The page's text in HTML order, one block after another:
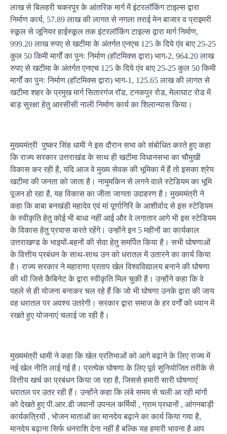
लाख से बिलहरी चकरपुर के आंतरिक मार्ग में इंटरलॉकिंग टाइल्स द्वारा
निर्माण कार्य, 57.89 लाख की लागत से नगला तराई मेन बाजार व प्राइमरी
स्कूल से जूनियर हाईस्कूल तक इंटरलॉकिंग टाइल्स द्वारा मार्ग निर्माण,
999.20 लाख रुपए से खटीमा के अंतर्गत एनएच 125 के दिये एंव बाए 25-25
कुल 50 किमी मार्गों का पुनः निर्माण (हॉटमिक्स द्वारा) भाग-2, 964.20 लाख
रुपए से खटीमा के अंतर्गत एनएच 125 के दिये एंव बाए 25-25 कुल 50 किमी
मार्गों का पुनः निर्माण (हॉटमिक्स द्वारा) भाग-1, 125.65 लाख की लागत से
खटीमा शहर के प्रमुख मार्ग सितारगंज रॉड, टनकपुर रोड, मेलाघाट रोड में
बाड़ सुरक्षा हेतु आरसीसी नाली निर्माण कार्य का शिलान्यास किया।
मुख्यमंत्री पुष्कर सिंह धामी ने इस दौरान सभा को संबोधित करते हुए कहा
कि राज्य सरकार उत्तराखंड के साथ ही खटीमा विधानसभा का चौमुखी
विकास कर रही है, यदि आज वे मुख्य सेवक की भूमिका में हैं तो इसका श्रेय
खटीमा की जनता को जाता है। नामुमकिन से लगने वाले स्टेडियम का भूमि
पूजन हो रहा है, यह विकास का जीता जागता उदाहरण है। मुख्यमंत्री ने
कहा कि बाबा बनखंडी महादेव एवं मां पूर्णागिरि के आशीर्वाद से इस स्टेडियम
के स्वीकृति हेतु कोई भी बाधा नहीं आई और वे लगातार आगे भी इस स्टेडियम
के विकास हेतु प्रयास करते रहेंगे। उन्होंने इन 5 महीनों का कार्यकाल
उत्तराखण्ड के भाइयों-बहनों की सेवा हेतु समर्पित किया है। सभी घोषणाओं
के वित्तीय प्रबंधन के साथ-साथ उन को धरातल में उतारने का कार्य किया
है। राज्य सरकार ने महाराणा प्रताप खेल विश्वविद्यालय बनाने की घोषणा
की थी जिसे कैबिनेट के द्वारा स्वीकृति मिल चुकी है। उन्होंने कहा कि वे
पहले से ही योजना बनाकर चल रहे हैं कि जो भी घोषणा उनके द्वारा की जाय
वह धरातल पर अवश्य उतरेगी। सरकार द्वारा समाज के हर वर्गों को ध्यान में
रखते हुए योजनाएं चलाई जा रही है।
मुख्यमंत्री धामी ने कहा कि खेल प्रतिभाओं को आगे बढ़ाने के लिए राज्य में
नई खेल नीति लाई गई है। प्रत्येक घोषणा के लिए पूर्व सुनियोजित तरीके से
वित्तीय खर्च का प्रबंधन किया जा रहा है, जिससे हमारी सारी घोषणाएं
धरातल पर उतर रही हैं। उन्होंने कहा कि लंबे समय से चली आ रही मांगों
को देखते हुए पी.आर.डी जवानों उपनल कर्मियों , ग्राम प्रधानों , आंगनबाड़ी
कार्यकत्रियों , भोजन माताओं का मानदेय बढ़ाने का कार्य किया गया है,
मानदेय बढ़ाना सिर्फ धनराशि देना नहीं है बल्कि यह हमारी भावना है आप